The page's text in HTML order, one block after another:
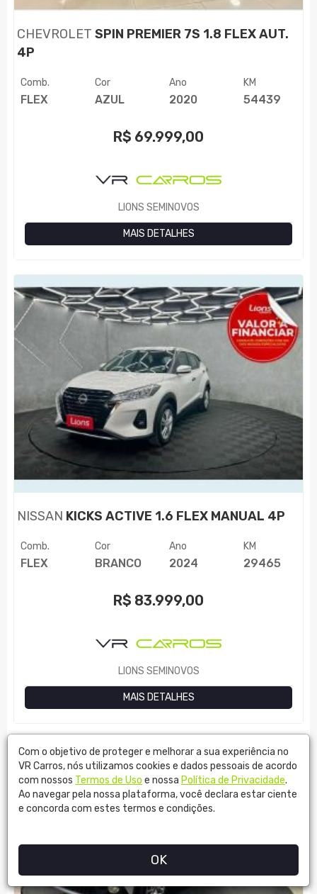
CHEVROLET SPIN PREMIER 7S 1.8 FLEX AUT.
4P
Comb.
FLEX
Cor
AZUL
Ano
2020
KM
54439
R$ 69.999,00
LIONS SEMINOVOS
MAIS DETALHES
NISSAN KICKS ACTIVE 1.6 FLEX MANUAL 4P
Comb.
FLEX
Cor
BRANCO
Ano
2024
KM
29465
R$ 83.999,00
LIONS SEMINOVOS
MAIS DETALHES
Com o objetivo de proteger e melhorar a sua experiência no
VR Carros, nós utilizamos cookies e dados pessoais de acordo
com nossos Termos de Uso e nossa Política de Privacidade.
Ao navegar pela nossa plataforma, você declara estar ciente
e concorda com estes termos e condições.
OK